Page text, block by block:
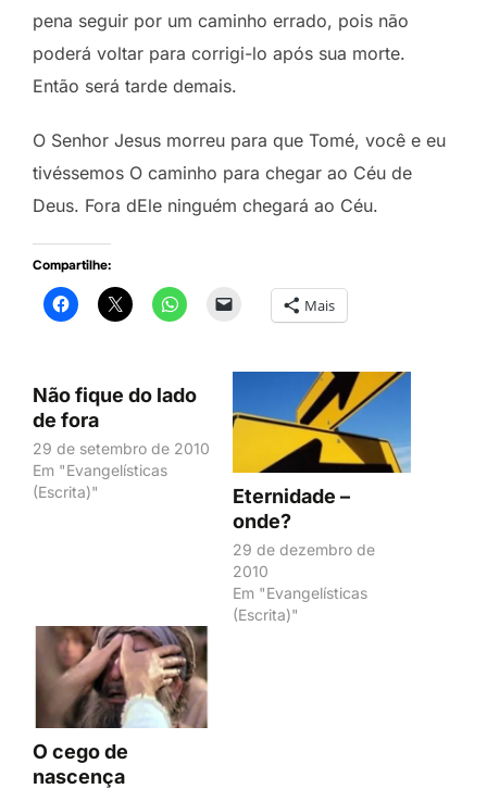
pena seguir por um caminho errado, pois não
poderá voltar para corrigi-lo após sua morte.
Então será tarde demais.
O Senhor Jesus morreu para que Tomé, você e eu
tivéssemos O caminho para chegar ao Céu de
Deus. Fora dEle ninguém chegará ao Céu.
Compartilhe:
Mais
Não fique do lado
de fora
29 de setembro de 2010
Em "Evangelísticas
(Escrita)"
Eternidade –
onde?
29 de dezembro de
2010
Em "Evangelísticas
(Escrita)"
O cego de
nascença